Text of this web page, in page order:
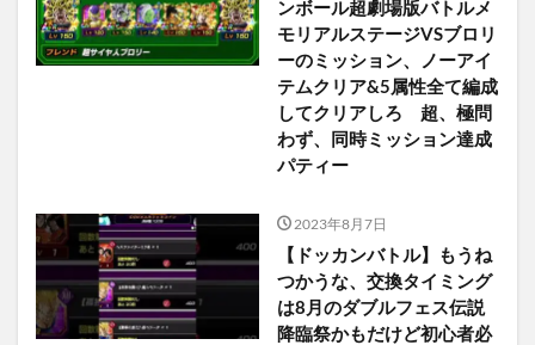
ンボール超劇場版バトルメ
モリアルステージVSブロリ
ーのミッション、ノーアイ
テムクリア&5属性全て編成
してクリアしろ 超、極問
わず、同時ミッション達成
パティー
2023年8月7日
【ドッカンバトル】もうね
つかうな、交換タイミング
は8月のダブルフェス伝説
降臨祭かもだけど初心者必